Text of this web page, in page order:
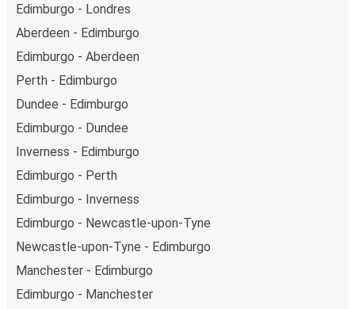
Edimburgo - Londres
Aberdeen - Edimburgo
Edimburgo - Aberdeen
Perth - Edimburgo
Dundee - Edimburgo
Edimburgo - Dundee
Inverness - Edimburgo
Edimburgo - Perth
Edimburgo - Inverness
Edimburgo - Newcastle-upon-Tyne
Newcastle-upon-Tyne - Edimburgo
Manchester - Edimburgo
Edimburgo - Manchester